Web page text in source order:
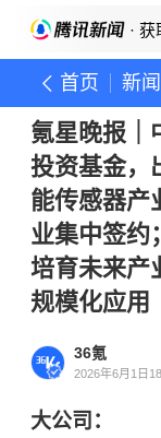
·
首页 新闻
氪星晚报｜
投资基金，
能传感器产
业集中签约
培育未来产
规模化应用
36氪
2026年6月1日
大公司：